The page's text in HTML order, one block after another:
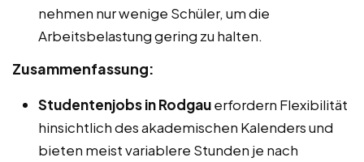
nehmen nur wenige Schüler, um die
Arbeitsbelastung gering zu halten.
Zusammenfassung:
Studentenjobs in Rodgauerfordern Flexibilität
hinsichtlich des akademischen Kalenders und
bieten meist variablere Stunden je nach